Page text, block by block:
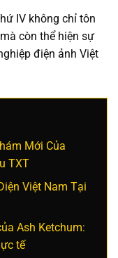
IV không chỉ tôn
còn thể hiện sự
điện ảnh Việt
Mới Của
TXT
Việt Nam Tại
Ash Ketchum:
tế